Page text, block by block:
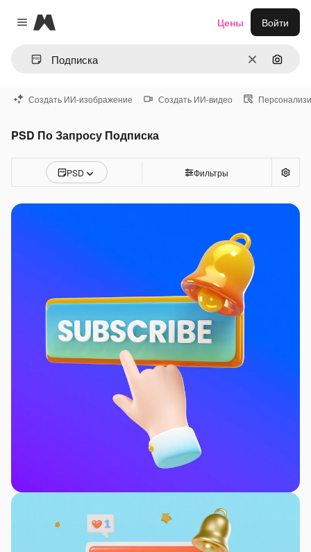
Close menu
Magnific
ОчиститьПоиск
Цены Войти
Создать ИИ-изображение Создать ИИ-видео
PSD По Запросу Подписка
PSD Фильтры